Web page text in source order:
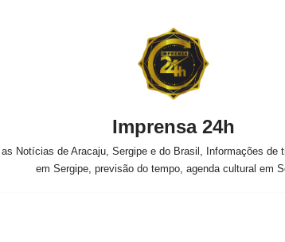
Imprensa 24h
Notícias de Aracaju, Sergipe e do Brasil, Informações de
em Sergipe, previsão do tempo, agenda cultural em